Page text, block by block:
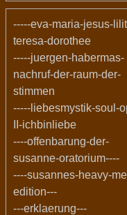
-----eva-maria-jesus-
teresa-dorothee
-----juergen-habermas-
nachruf-der-raum-der-
stimmen
-----liebesmystik-soul-
II-ichbinliebe
----offenbarung-der-
susanne-oratorium----
----susannes-heavy-
edition---
---erklaerung---